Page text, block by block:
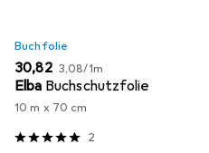
Buchfolie
EUR
30,82 EUR
3,08/1m
Elba Buchschutzfolie
10 m x 70 cm
2